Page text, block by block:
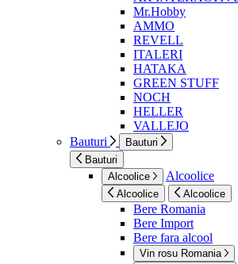
Mr.Hobby
AMMO
REVELL
ITALERI
HATAKA
GREEN STUFF
NOCH
HELLER
VALLEJO
Bauturi
Bauturi
Bauturi
Alcoolice
Alcoolice
Alcoolice Alcoolice
Bere Romania
Bere Import
Bere fara alcool
Vin rosu Romania